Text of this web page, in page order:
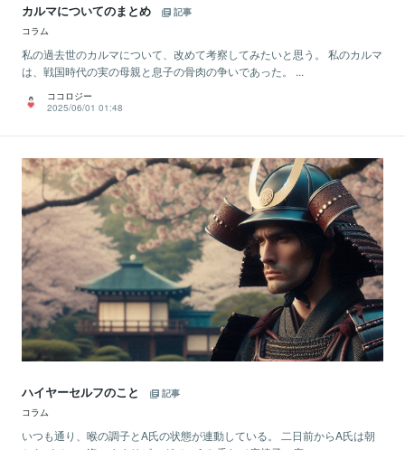
カルマについてのまとめ
記事
コラム
私の過去世のカルマについて、改めて考察してみたいと思う。 私のカルマ
は、戦国時代の実の母親と息子の骨肉の争いであった。 ...
ココロジー
2025/06/01 01:48
ハイヤーセルフのこと
記事
コラム
いつも通り、喉の調子とA氏の状態が連動している。 二日前からA氏は朝